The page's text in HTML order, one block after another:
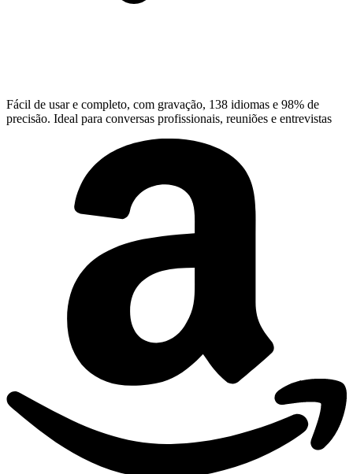
Fácil de usar e completo, com gravação, 138 idiomas e 98% de
precisão. Ideal para conversas profissionais, reuniões e entrevistas